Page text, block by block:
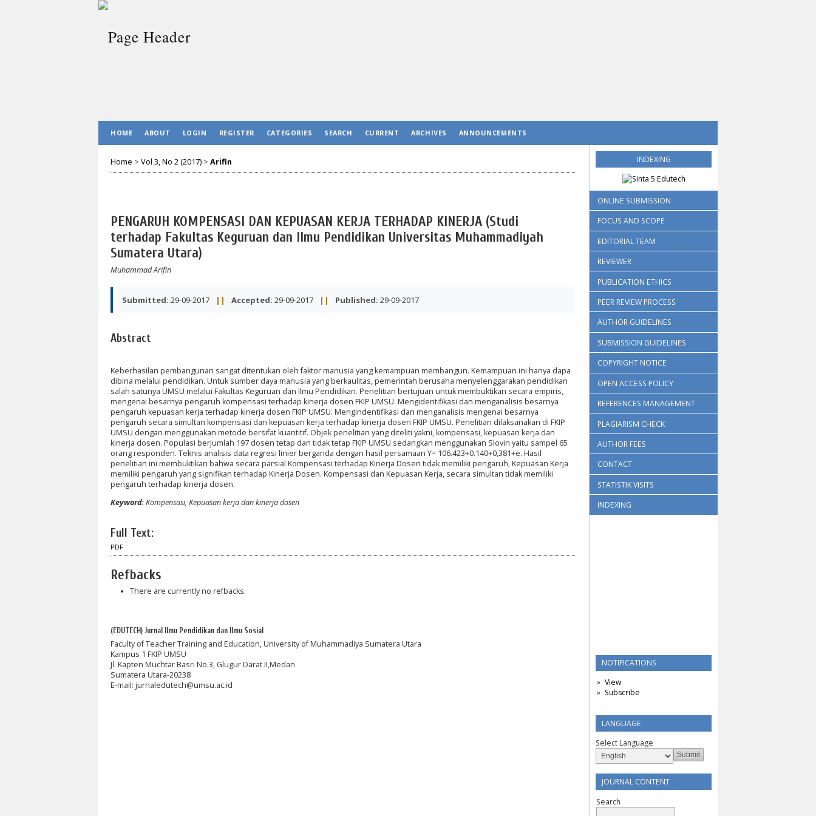
INDEXING
ONLINE SUBMISSION
FOCUS AND SCOPE
EDITORIAL TEAM
REVIEWER
PUBLICATION ETHICS
PEER REVIEW PROCESS
AUTHOR GUIDELINES
SUBMISSION GUIDELINES
COPYRIGHT NOTICE
OPEN ACCESS POLICY
REFERENCES MANAGEMENT
PLAGIARISM CHECK
AUTHOR FEES
CONTACT
STATISTIK VISITS
INDEXING
NOTIFICATIONS
View
Subscribe
LANGUAGE
Select Language
JOURNAL CONTENT
Search
HOME ABOUT LOGIN REGISTER CATEGORIES SEARCH CURRENT ARCHIVES ANNOUNCEMENTS
Home > Vol 3, No 2 (2017) > Arifin
PENGARUH KOMPENSASI DAN KEPUASAN KERJA TERHADAP KINERJA (Studi
terhadap Fakultas Keguruan dan Ilmu Pendidikan Universitas Muhammadiyah
Sumatera Utara)
Muhammad Arifin
Submitted: 29-09-2017 || Accepted: 29-09-2017 || Published: 29-09-2017
Abstract
Keberhasilan pembangunan sangat ditentukan oleh faktor manusia yang kemampuan membangun. Kemampuan ini hanya dapa
dibina melalui pendidikan. Untuk sumber daya manusia yang berkaulitas, pemerintah berusaha menyelenggarakan pendidikan
salah satunya UMSU melalui Fakultas Keguruan dan Ilmu Pendidikan. Penelitian bertujuan untuk membuktikan secara empiris,
mengenai besarnya pengaruh kompensasi terhadap kinerja dosen FKIP UMSU. Mengidentifikasi dan menganalisis besarnya
pengaruh kepuasan kerja terhadap kinerja dosen FKIP UMSU. Mengindentifikasi dan menganalisis mengenai besarnya
pengaruh secara simultan kompensasi dan kepuasan kerja terhadap kinerja dosen FKIP UMSU. Penelitian dilaksanakan di FKIP
UMSU dengan menggunakan metode bersifat kuantitif. Objek penelitian yang diteliti yakni, kompensasi, kepuasan kerja dan
kinerja dosen. Populasi berjumlah 197 dosen tetap dan tidak tetap FKIP UMSU sedangkan menggunakan Slovin yaitu sampel 65
orang responden. Teknis analisis data regresi linier berganda dengan hasil persamaan Y= 106.423+0.140+0,381+e. Hasil
penelitian ini membuktikan bahwa secara parsial Kompensasi terhadap Kinerja Dosen tidak memiliki pengaruh, Kepuasan Kerja
memiliki pengaruh yang signifikan terhadap Kinerja Dosen. Kompensasi dan Kepuasan Kerja, secara simultan tidak memiliki
pengaruh terhadap kinerja dosen.
Keyword:Kompensasi, Kepuasan kerja dan kinerja dosen
Full Text:
PDF
Refbacks
There are currently no refbacks.
(EDUTECH) Jurnal Ilmu Pendidikan dan Ilmu Sosial
Faculty of Teacher Training and Education, University of Muhammadiya Sumatera Utara
Kampus 1 FKIP UMSU
Jl. Kapten Muchtar Basri No.3, Glugur Darat II,Medan
Sumatera Utara-20238
E-mail: jurnaledutech@umsu.ac.id